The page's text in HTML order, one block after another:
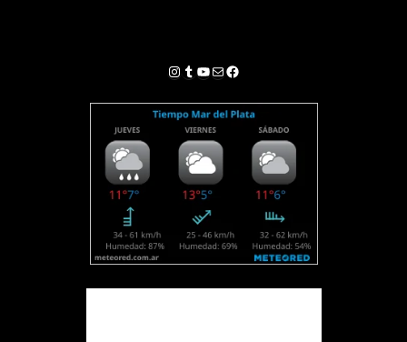
Instagram
Tumblr
YouTube
Correo electrónico
Facebook